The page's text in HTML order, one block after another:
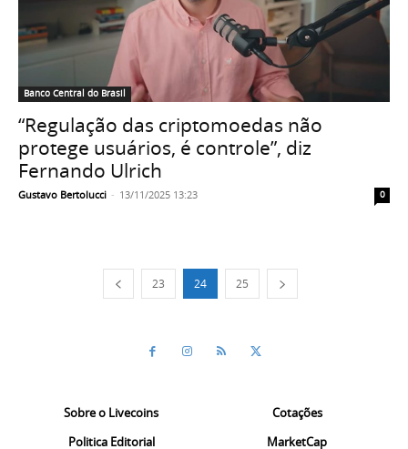
Banco Central do Brasil
“Regulação das criptomoedas não
protege usuários, é controle”, diz
Fernando Ulrich
Gustavo Bertolucci - 13/11/2025 13:23 0
23 24 25
Sobre o Livecoins
Politica Editorial
Cotações
MarketCap